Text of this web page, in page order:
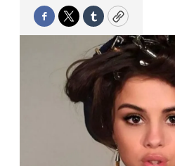
Facebook
TwitterTumblrCopy